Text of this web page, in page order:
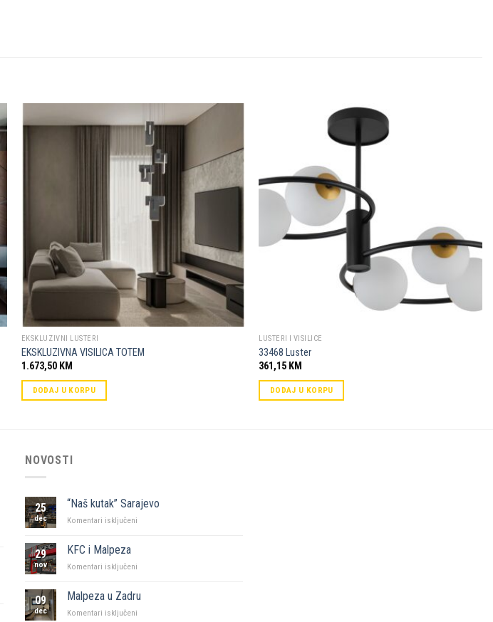
EKSKLUZIVNI LUSTERI
EKSKLUZIVNA VISILICA TOTEM
1.673,50 KM
DODAJ U KORPU
LUSTERI I VISILICE
33468 Luster
361,15 KM
DODAJ U KORPU
NOVOSTI
25
dec
“Naš kutak” Sarajevo
Komentari isključeni
29
nov
KFC i Malpeza
Komentari isključeni
Malpeza
09
dec
Malpeza u Zadru
Komentari isključeni